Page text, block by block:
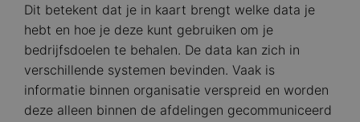
Dit betekent dat je in kaart brengt welke data je
hebt en hoe je deze kunt gebruiken om je
bedrijfsdoelen te behalen. De data kan zich in
verschillende systemen bevinden. Vaak is
informatie binnen organisatie verspreid en worden
deze alleen binnen de afdelingen gecommuniceerd